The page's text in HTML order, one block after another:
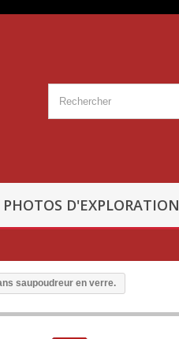
PHOTOS D'EXPLORATION
saupoudreur en verre.